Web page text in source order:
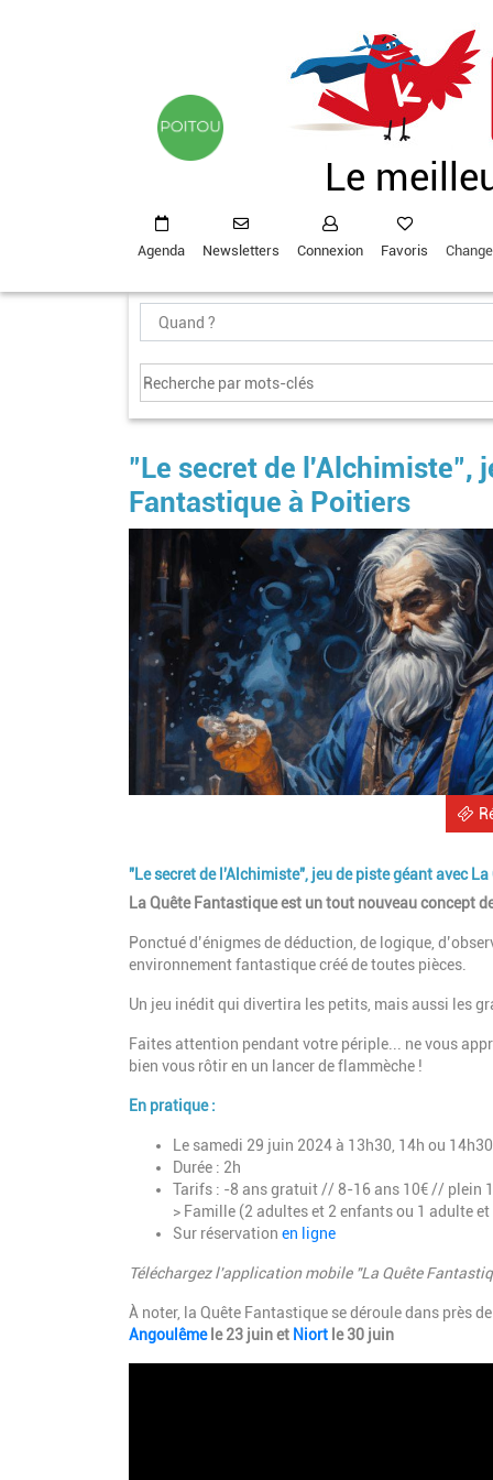
Le
Agenda Newsletters Connexion Favoris
"Le secret de l'Alchimiste",
Fantastique à Poitiers
"Le secret de l'Alchimiste", jeu de piste géant avec
La Quête Fantastique est un tout nouveau concept
Ponctué d’énigmes de déduction, de logique,
environnement fantastique créé de toutes pièces.
Un jeu inédit qui divertira les petits, mais aussi les
Faites attention pendant votre périple... ne vous
bien vous rôtir en un lancer de flammèche !
En pratique :
Le samedi 29 juin 2024 à 13h30, 14h ou 14h30
Durée : 2h
Tarifs : -8 ans gratuit // 8-16 ans 10€ // plein
> Famille (2 adultes et 2 enfants ou 1 adulte
Sur réservation en ligne
Téléchargez l'application mobile "La Quête
À noter, la Quête Fantastique se déroule dans près
Angoulêmele 23 juin et Niort le 30 juin